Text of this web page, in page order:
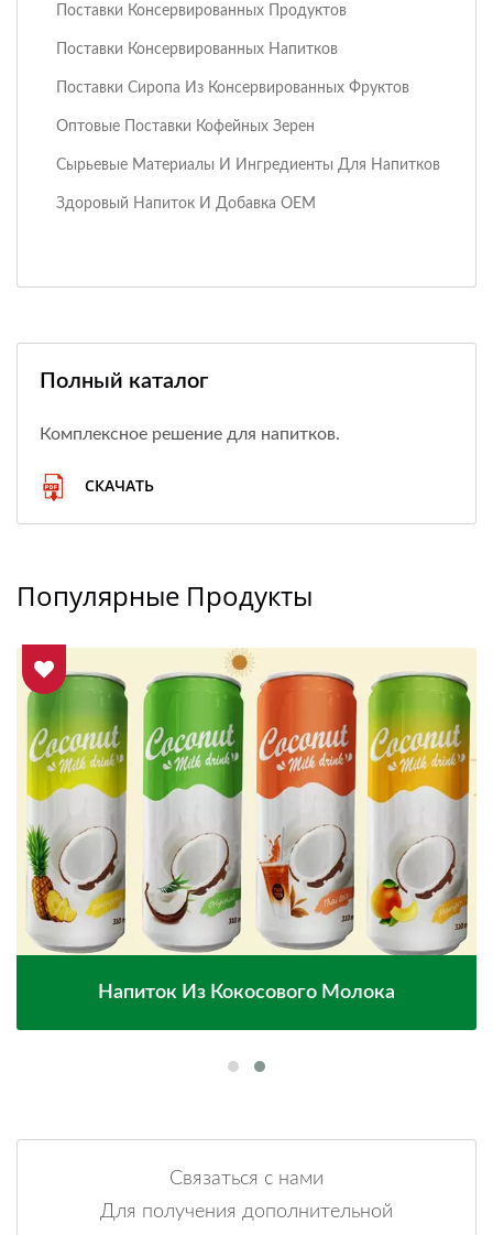
Поставки Консервированных Продуктов
Поставки Консервированных Напитков
Поставки Сиропа Из Консервированных Фруктов
Оптовые Поставки Кофейных Зерен
Сырьевые Материалы И Ингредиенты Для Напитков
Здоровый Напиток И Добавка OEM
Полный каталог
Комплексное решение для напитков.
СКАЧАТЬ
Популярные Продукты
Напиток Из Кокосового Молока
Связаться с нами
Для получения дополнительной